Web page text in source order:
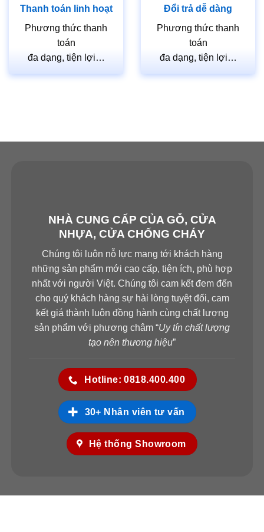
Thanh toán linh hoạt
Phương thức thanh
toán
đa dạng, tiện lợi…
Đổi trả dễ dàng
Phương thức thanh
toán
đa dạng, tiện lợi…
NHÀ CUNG CẤP CỦA GỖ, CỬA
NHỰA, CỬA CHỐNG CHÁY
Chúng tôi luôn nỗ lực mang tới khách hàng
những sản phẩm mới cao cấp, tiện ích, phù hợp
nhất với người Việt. Chúng tôi cam kết đem đến
cho quý khách hàng sự hài lòng tuyệt đối, cam
kết giá thành luôn đồng hành cùng chất lượng
sản phẩm với phương châm “Uy tín chất lượng
tạo nên thương hiệu”
Hotline: 0818.400.400
30+ Nhân viên tư vấn
Hệ thống Showroom